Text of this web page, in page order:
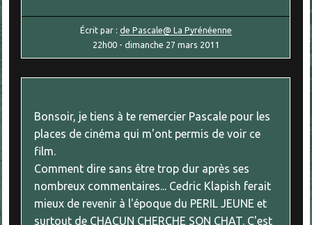
Écrit par : de Pascale@ La Pyrénéenne
22h00- dimanche 27 mars 2011
Bonsoir, je tiens à te remercier Pascale pour les
places de cinéma qui m'ont permis de voir ce
film.
Comment dire sans être trop dur après ses
nombreux commentaires... Cedric Klapish ferait
mieux de revenir à l'époque du PERIL JEUNE et
surtout de CHACUN CHERCHE SON CHAT. C'est